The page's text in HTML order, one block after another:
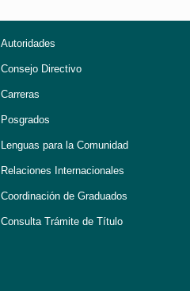
Autoridades
Consejo Directivo
Carreras
Posgrados
Lenguas para la Comunidad
Relaciones Internacionales
Coordinación de Graduados
Consulta Trámite de Título